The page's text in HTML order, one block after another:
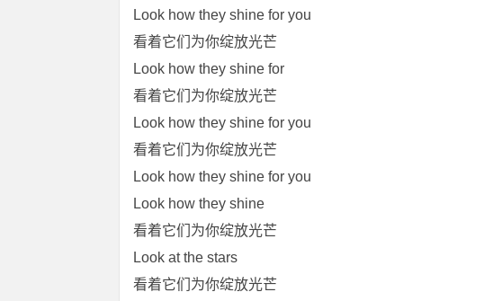
Look how they shine for you
看着它们为你绽放光芒
Look how they shine for
看着它们为你绽放光芒
Look how they shine for you
看着它们为你绽放光芒
Look how they shine for you
Look how they shine
看着它们为你绽放光芒
Look at the stars
看着它们为你绽放光芒